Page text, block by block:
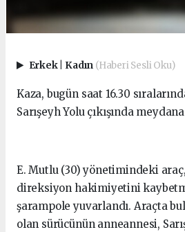
Erkek Kadın (Haberi Sesli Oku)
Kaza, bugün saat 16.30
Sarışeyh Yolu çıkışında
E. Mutlu (30) yönetimindeki
direksiyon hakimiyetini
şarampole yuvarlandı. Araçta
olan sürücünün anneannesi,